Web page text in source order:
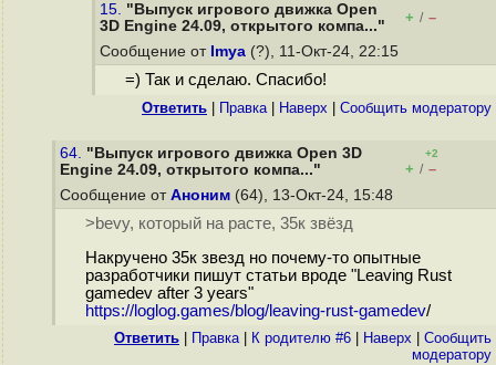
15. "Выпуск игрового движка Open
3D Engine 24.09, открытого компа..."
+ / –
Сообщение от Imya (?), 11-Окт-24, 22:15
=) Так и сделаю. Спасибо!
Ответить Правка| Наверх Cообщить модератору
64. "Выпуск игрового движка Open 3D
Engine 24.09, открытого компа..."
+2
+ / –
Сообщение от Аноним (64), 13-Окт-24, 15:48
>bevy, который на расте, 35к звёзд
Накручено 35к звезд но почему-то опытные
разработчики пишут статьи вроде "Leaving Rust
gamedev after 3 years"
https://loglog.games/blog/leaving-rust-gamedev/
Ответить Правка| К родителю #6 Наверх
Cообщить
модератору